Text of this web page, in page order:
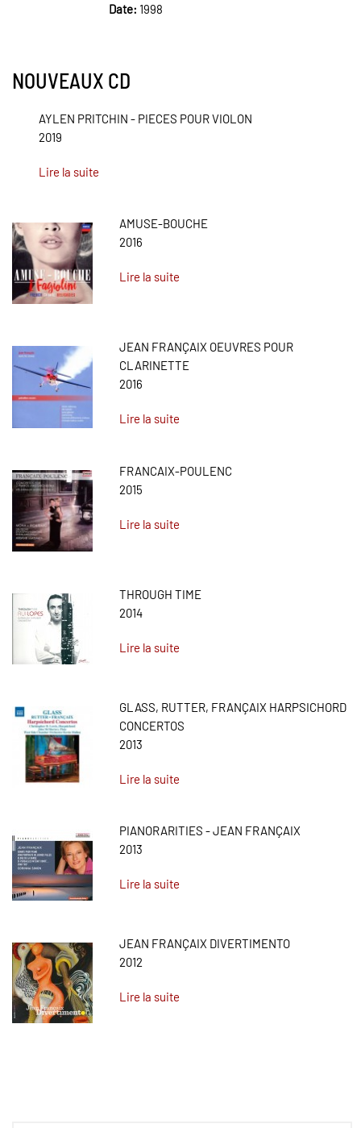
Date: 1998
NOUVEAUX CD
AYLEN PRITCHIN - PIECES POUR VIOLON
2019
Lire la suite
AMUSE-BOUCHE
2016
Lire la suite
JEAN FRANÇAIX OEUVRES POUR
CLARINETTE
2016
Lire la suite
FRANCAIX-POULENC
2015
Lire la suite
THROUGH TIME
2014
Lire la suite
GLASS, RUTTER, FRANÇAIX HARPSICHORD
CONCERTOS
2013
Lire la suite
PIANORARITIES - JEAN FRANÇAIX
2013
Lire la suite
JEAN FRANÇAIX DIVERTIMENTO
2012
Lire la suite